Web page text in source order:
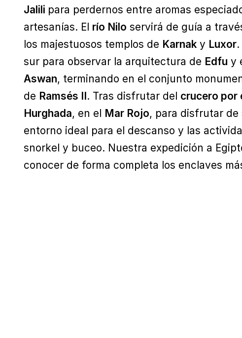
Jalili para perdernos entre aromas
artesanías. El río Nilo servirá de guía a
los majestuosos templos de Karnak y Luxor
sur para observar la arquitectura de Edfu y
Aswan, terminando en el conjunto
de Ramsés II. Tras disfrutar del crucero por
Hurghada, en el Mar Rojo, para disfrutar de
entorno ideal para el descanso y las
snorkel y buceo. Nuestra expedición a
conocer de forma completa los enclaves